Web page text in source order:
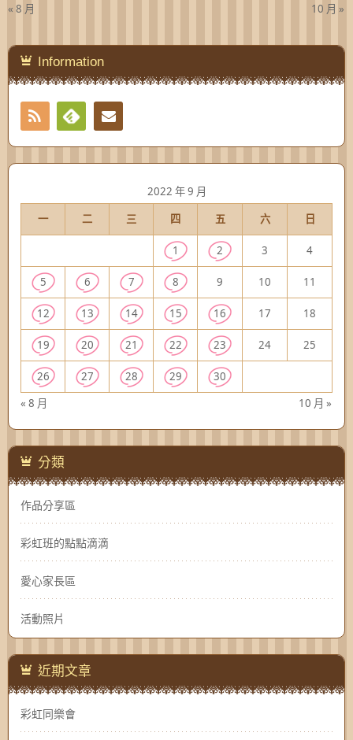
« 8 月 10 月 »
Information
RSS
Feedly
2022 年 9 月
一
二 三 四 五 六 日
« 8 月 10 月 »
1 2 3 4
5 6 7 8 9 10 11
12 13 14 15 16 17 18
19 20 21 22 23 24 25
26 27 28 29 30
分類
作品分享區
彩虹班的點點滴滴
愛心家長區
活動照片
近期文章
彩虹同樂會